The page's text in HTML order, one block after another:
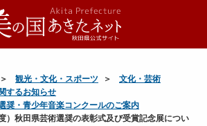
観光・文化・スポーツ
文化・芸術
するお知らせ
奨・青少年音楽コンクールのご案内
）秋田県芸術選奨の表彰式及び受賞記念展につい